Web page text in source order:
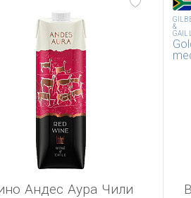
Андес Аура Чили
&